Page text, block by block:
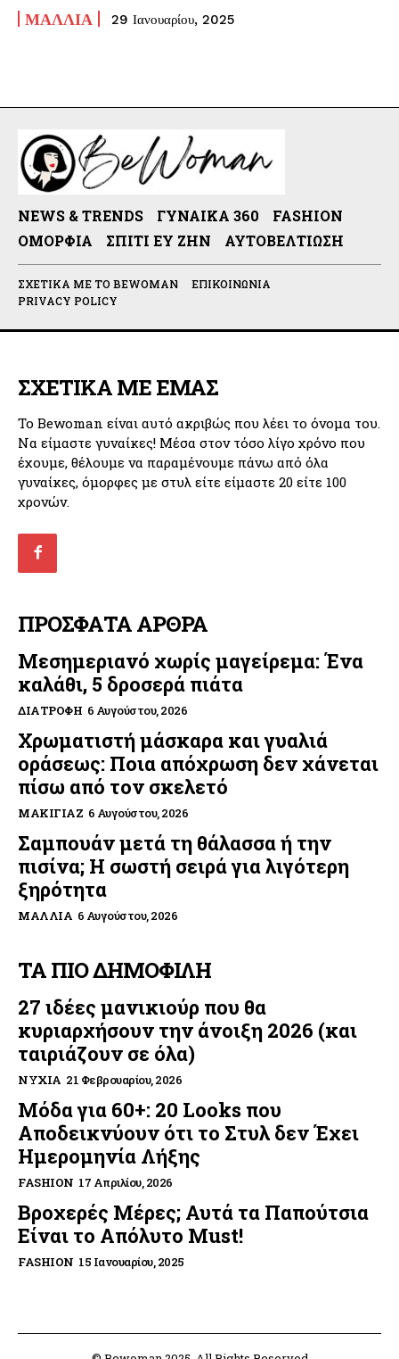
ΜΑΛΛΙΆ 29 Ιανουαρίου, 2025
NEWS & TRENDS ΓΥΝΑΊΚΑ 360
FASHION
ΟΜΟΡΦΙΆ
ΣΠΊΤΙ ΕΥ ΖΗΝ ΑΥΤΟΒΕΛΤΊΩΣΗ
ΣΧΕΤΙΚΆ ΜΕ ΤΟ BEWOMAN
ΕΠΙΚΟΙΝΩΝΊΑ
PRIVACY POLICY
ΣΧΕΤΙΚΑ ΜΕ ΕΜΑΣ
Το Bewoman είναι αυτό ακριβώς που λέει το όνομα του.
Να είμαστε γυναίκες! Μέσα στον τόσο λίγο χρόνο που
έχουμε, θέλουμε να παραμένουμε πάνω από όλα
γυναίκες, όμορφες με στυλ είτε είμαστε 20 είτε 100
χρονών.
ΠΡΟΣΦΑΤΑ ΑΡΘΡΑ
Μεσημεριανό χωρίς μαγείρεμα: Ένα
καλάθι, 5 δροσερά πιάτα
ΔΙΑΤΡΟΦΉ 6 Αυγούστου, 2026
Χρωματιστή μάσκαρα και γυαλιά
οράσεως: Ποια απόχρωση δεν χάνεται
πίσω από τον σκελετό
ΜΑΚΙΓΙΆΖ 6 Αυγούστου, 2026
Σαμπουάν μετά τη θάλασσα ή την
πισίνα; Η σωστή σειρά για λιγότερη
ξηρότητα
ΜΑΛΛΙΆ 6 Αυγούστου, 2026
ΤΑ ΠΙΟ ΔΗΜΟΦΙΛΗ
27 ιδέες μανικιούρ που θα
κυριαρχήσουν την άνοιξη 2026 (και
ταιριάζουν σε όλα)
ΝΎΧΙΑ 21 Φεβρουαρίου, 2026
Μόδα για 60+: 20 Looks που
Αποδεικνύουν ότι το Στυλ δεν Έχει
Ημερομηνία Λήξης
FASHION 17 Απριλίου, 2026
Βροχερές Μέρες; Αυτά τα Παπούτσια
Είναι το Απόλυτο Must!
FASHION 15 Ιανουαρίου, 2025